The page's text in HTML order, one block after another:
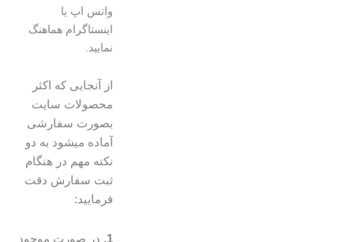
واتس اپ یا
اینستاگرام هماهنگ
نمایید.
از آنجایی که اکثر
محصولات سایت
بصورت سفارشی
آماده میشود به دو
نکته مهم در هنگام
ثبت سفارش دقت
فرمایید:
در صورت موجود